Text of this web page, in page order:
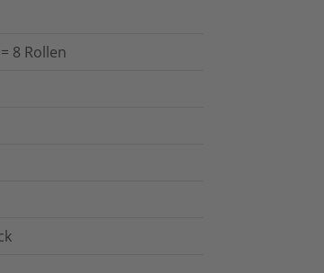
8 Rollen